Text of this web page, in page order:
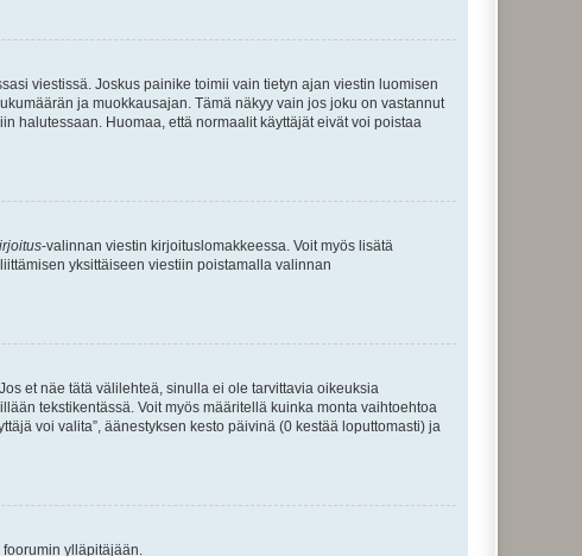
viestissä. Joskus painike toimii vain tietyn ajan viestin luomisen
ja muokkausajan. Tämä näkyy vain jos joku on vastannut
halutessaan. Huomaa, että normaalit käyttäjät eivät voi poistaa
-valinnan viestin kirjoituslomakkeessa. Voit myös lisätä
yksittäiseen viestiin poistamalla valinnan
et näe tätä välilehteä, sinulla ei ole tarvittavia oikeuksia
tekstikentässä. Voit myös määritellä kuinka monta vaihtoehtoa
voi valita”, äänestyksen kesto päivinä (0 kestää loputtomasti) ja
ylläpitäjään.